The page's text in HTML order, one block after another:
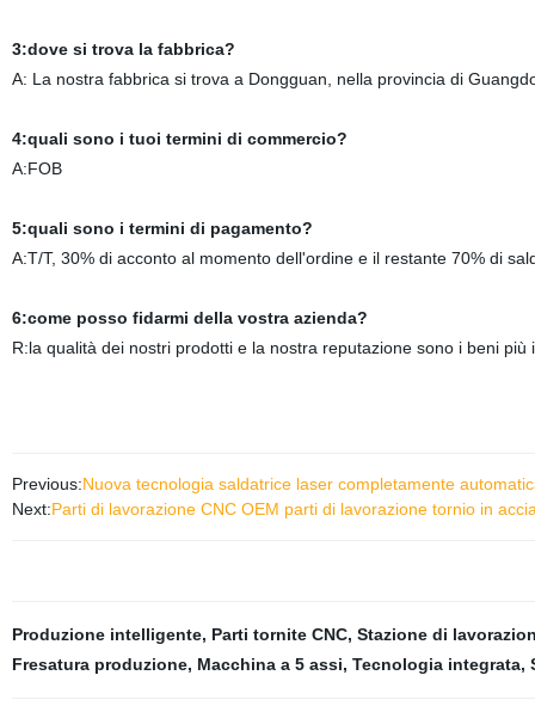
3:dove si trova la fabbrica?
A: La nostra fabbrica si trova a Dongguan, nella provincia di
4:quali sono i tuoi termini di commercio?
A:FOB
5:quali sono i termini di pagamento?
A:T/T, 30% di acconto al momento dell'ordine e il restante 70% di
6:come posso fidarmi della vostra azienda?
R:la qualità dei nostri prodotti e la nostra reputazione sono i beni
Previous:Nuova tecnologia saldatrice laser completamente
Next:Parti di lavorazione CNC OEM parti di lavorazione tornio in
Produzione intelligente, Parti tornite CNC, Stazione di
Fresatura produzione, Macchina a 5 assi, Tecnologia integrata,